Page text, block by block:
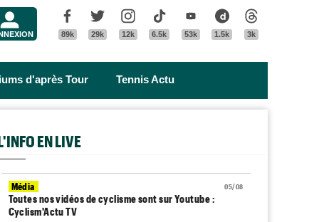
Facebook
89k
Twitter
29k
Instagram
12k
Tik Tok
6.5k
Youtube
53k
Dailymotion
1.5k 3k
d'après Tour Tennis Actu
EN LIVE
05/08
Média
Toutes nos vidéos de cyclisme sont sur Youtube :
Cyclism'Actu TV